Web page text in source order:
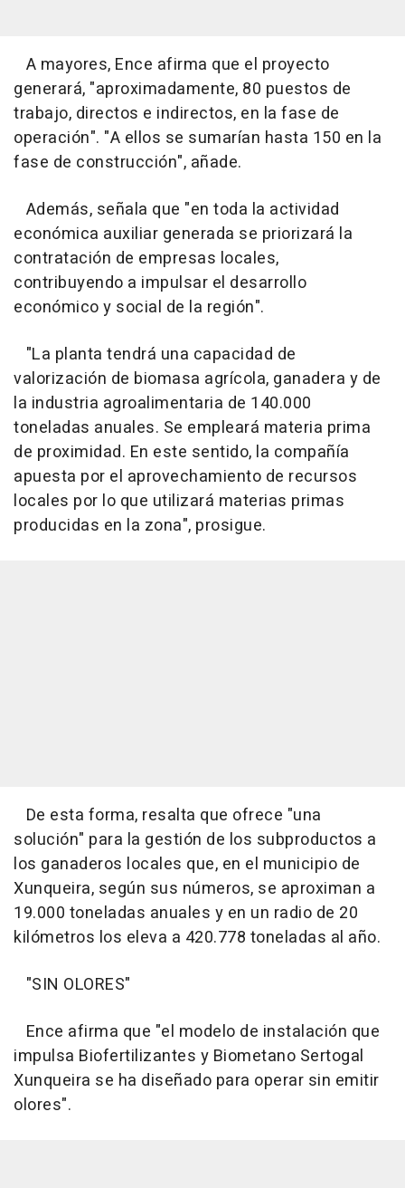
A mayores, Ence afirma que el proyecto
generará, "aproximadamente, 80 puestos de
trabajo, directos e indirectos, en la fase de
operación". "A ellos se sumarían hasta 150 en la
fase de construcción", añade.
Además, señala que "en toda la actividad
económica auxiliar generada se priorizará la
contratación de empresas locales,
contribuyendo a impulsar el desarrollo
económico y social de la región".
"La planta tendrá una capacidad de
valorización de biomasa agrícola, ganadera y de
la industria agroalimentaria de 140.000
toneladas anuales. Se empleará materia prima
de proximidad. En este sentido, la compañía
apuesta por el aprovechamiento de recursos
locales por lo que utilizará materias primas
producidas en la zona", prosigue.
De esta forma, resalta que ofrece "una
solución" para la gestión de los subproductos a
los ganaderos locales que, en el municipio de
Xunqueira, según sus números, se aproximan a
19.000 toneladas anuales y en un radio de 20
kilómetros los eleva a 420.778 toneladas al año.
"SIN OLORES"
Ence afirma que "el modelo de instalación que
impulsa Biofertilizantes y Biometano Sertogal
Xunqueira se ha diseñado para operar sin emitir
olores".